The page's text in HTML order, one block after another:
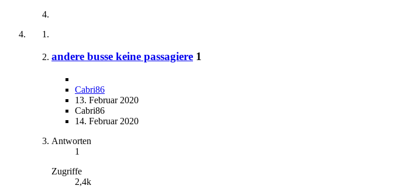
andere busse keine passagiere 1
Cabri86
13. Februar 2020
Cabri86
14. Februar 2020
Antworten
1
Zugriffe
2,4k